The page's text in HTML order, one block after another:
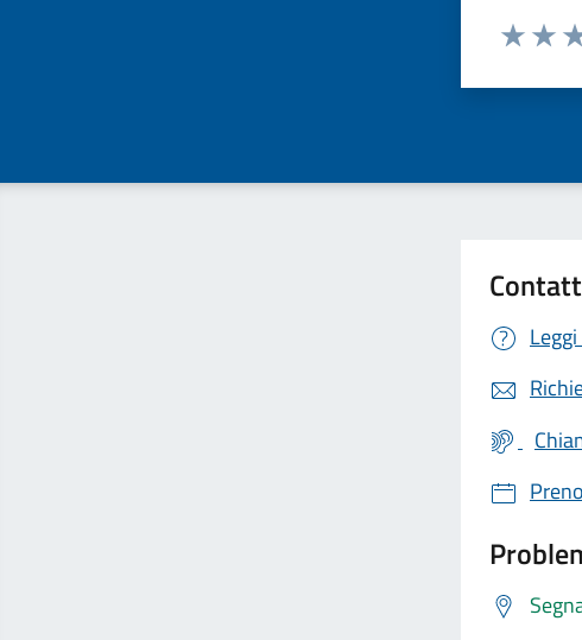
Valuta da 1